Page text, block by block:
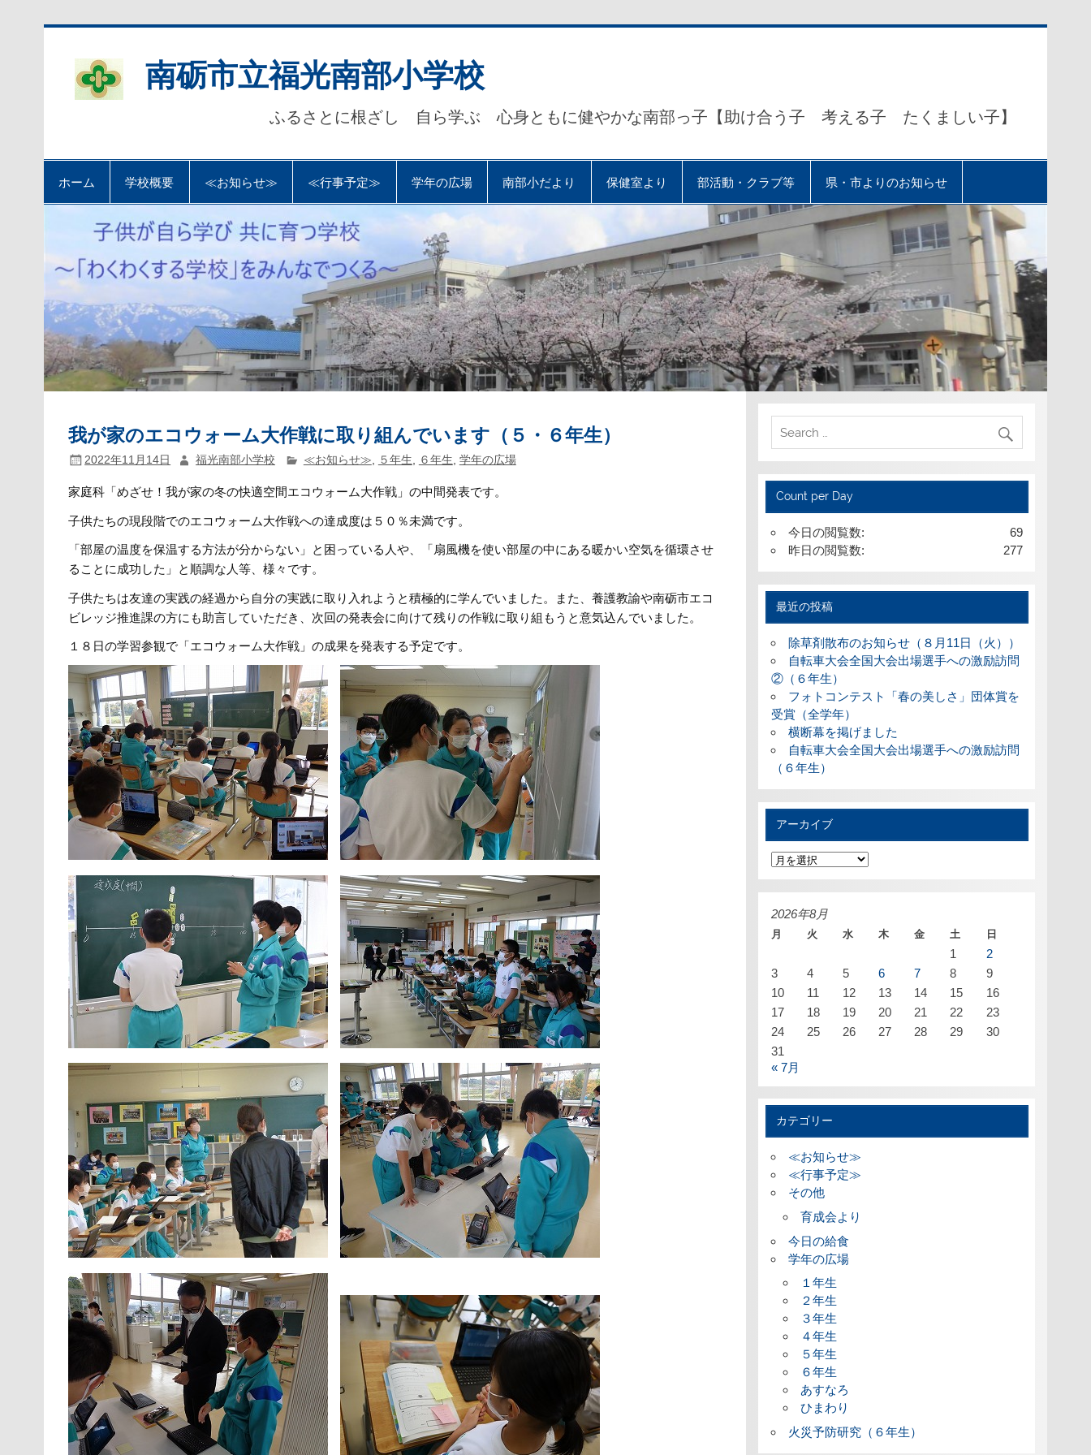
南砺市立福光南部小学校
ふるさとに根ざし 自ら学ぶ 心身ともに健やかな南部っ子【助け合う子 考える子 たくましい子】
ホーム 学校概要 ≪お知らせ≫ ≪行事予定≫ 学年の広場 南部小だより 保健室より 部活動・クラブ等 県・市よりのお知らせ
我が家のエコウォーム大作戦に取り組んでいます（５・６年生）
2022年11月14日 福光南部小学校 ≪お知らせ≫ ５年生 ６年生 学年の広場
家庭科「めざせ！我が家の冬の快適空間エコウォーム大作戦」の中間発表です。
子供たちの現段階でのエコウォーム大作戦への達成度は５０％未満です。
「部屋の温度を保温する方法が分からない」と困っている人や、「扇風機を使い部屋の中にある暖かい空気を循環させ
ることに成功した」と順調な人等、様々です。
子供たちは友達の実践の経過から自分の実践に取り入れようと積極的に学んでいました。また、養護教諭や南砺市エコ
ビレッジ推進課の方にも助言していただき、次回の発表会に向けて残りの作戦に取り組もうと意気込んでいました。
１８日の学習参観で「エコウォーム大作戦」の成果を発表する予定です。
Count per Day
69
今日の閲覧数:
277
昨日の閲覧数:
最近の投稿
除草剤散布のお知らせ（８月11日（火））
自転車大会全国大会出場選手への激励訪問
②（６年生）
フォトコンテスト「春の美しさ」団体賞を
受賞（全学年）
横断幕を掲げました
自転車大会全国大会出場選手への激励訪問
（６年生）
アーカイブ
ア
ー
カ
イ
2026年8月
月 火 水 木 金 土 日
1
2
3
4 5 6 7 8
9
10
11 12 13 14 15
16
17
18 19 20 21 22
23
24
25 26 27 28 29
30
31
« 7月
カテゴリー
≪お知らせ≫
≪行事予定≫
その他
育成会より
今日の給食
学年の広場
１年生
２年生
３年生
４年生
５年生
６年生
あすなろ
ひまわり
火災予防研究（６年生）